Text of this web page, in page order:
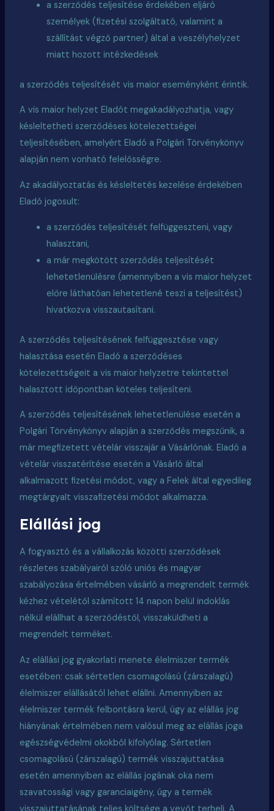
a szerződés teljesítése érdekében eljáró
személyek (fizetési szolgáltató, valamint a
szállítást végző partner) által a veszélyhelyzet
miatt hozott intézkedések
a szerződés teljesítésétvis maior eseményként érintik.
Avis maior helyzet Eladót megakadályozhatja, vagy
késleltetheti szerződéses kötelezettségei
teljesítésében, amelyért Eladó a Polgári Törvénykönyv
alapján nem vonható felelősségre.
Az akadályoztatás és késleltetés kezelése érdekében
Eladó jogosult:
a szerződés teljesítését felfüggeszteni, vagy
halasztani,
a már megkötött szerződés teljesítését
lehetetlenülésre (amennyiben avis maior helyzet
előre láthatóan lehetetlené teszi a teljesítést)
hivatkozva visszautasítani.
A szerződés teljesítésének felfüggesztése vagy
halasztása esetén Eladó a szerződéses
kötelezettségeit avis maior helyzetre tekintettel
halasztott időpontban köteles teljesíteni.
A szerződés teljesítésének lehetetlenülése esetén a
Polgári Törvénykönyv alapján a szerződés megszűnik, a
már megfizetett vételár visszajár a Vásárlónak. Eladó a
vételár visszatérítése esetén a Vásárló által
alkalmazott fizetési módot, vagy a Felek által egyedileg
megtárgyalt visszafizetési módot alkalmazza.
Elállási jog
A fogyasztó és a vállalkozás közötti szerződések
részletes szabályairól szóló uniós és magyar
szabályozása értelmében vásárló a megrendelt termék
kézhez vételétől számított 14 napon belül indoklás
nélkül elállhat a szerződéstől, visszaküldheti a
megrendelt terméket.
Az elállási jog gyakorlati menete élelmiszer termék
esetében: csak sértetlen csomagolású (zárszalagú)
élelmiszer elállásától lehet elállni. Amennyiben az
élelmiszer termék felbontásra kerül, úgy az elállás jog
hiányának értelmében nem valósul meg az elállás joga
egészségvédelmi okokból kifolyólag. Sértetlen
csomagolású (zárszalagú) termék visszajuttatása
esetén amennyiben az elállás jogának oka nem
szavatossági vagy garanciaigény, úgy a termék